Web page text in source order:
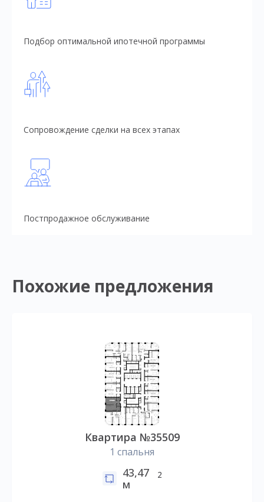
Подбор оптимальной ипотечной программы
Сопровождение сделки на всех этапах
Постпродажное обслуживание
Похожие предложения
Квартира №35509
1 спальня
43,47
м
2